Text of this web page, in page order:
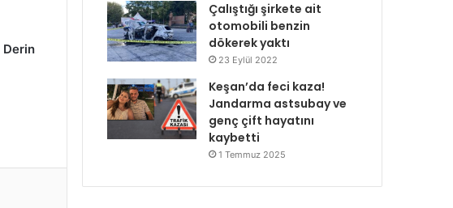
Derin
Çalıştığı şirkete ait
otomobili benzin
dökerek yaktı
23 Eylül 2022
Keşan’da feci kaza!
Jandarma astsubay ve
genç çift hayatını
kaybetti
1 Temmuz 2025